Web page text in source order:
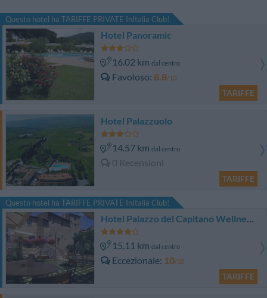
Questo hotel ha TARIFFE PRIVATE InItalia Club!
Hotel Panoramic
16.02 km dal centro
Favoloso 8.8/10
TARIFFE
Hotel Palazzuolo
14.57 km dal centro
0 Recensioni
TARIFFE
Questo hotel ha TARIFFE PRIVATE InItalia Club!
Hotel Palazzo del Capitano Wellness & Relais
15.11 km dal centro
Eccezionale 10/10
TARIFFE